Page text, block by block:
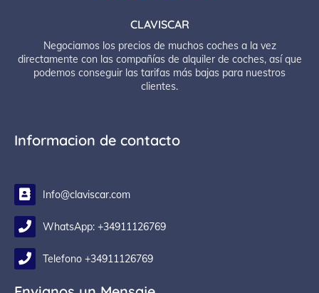
CLAVISCAR
Negociamos los precios de muchos coches a la vez
directamente con las compañías de alquiler de coches, así que
podemos conseguir las tarifas más bajas para nuestros
clientes.
Informacion de contacto
Info@claviscar.com
WhatsApp: +34911126769
Telefono +34911126769